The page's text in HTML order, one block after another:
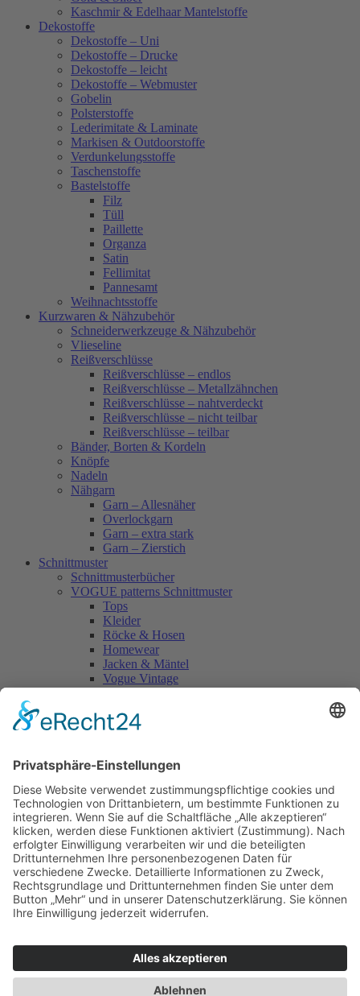
Kaschmir & Edelhaar Mantelstoffe
Dekostoffe
Dekostoffe – Uni
Dekostoffe – Drucke
Dekostoffe – leicht
Dekostoffe – Webmuster
Gobelin
Polsterstoffe
Lederimitate & Laminate
Markisen & Outdoorstoffe
Verdunkelungsstoffe
Taschenstoffe
Bastelstoffe
Filz
Tüll
Paillette
Organza
Satin
Fellimitat
Pannesamt
Weihnachtsstoffe
Kurzwaren & Nähzubehör
Schneiderwerkzeuge & Nähzubehör
Vlieseline
Reißverschlüsse
Reißverschlüsse – endlos
Reißverschlüsse – Metallzähnchen
Reißverschlüsse – nahtverdeckt
Reißverschlüsse – nicht teilbar
Reißverschlüsse – teilbar
Bänder, Borten & Kordeln
Knöpfe
Nadeln
Nähgarn
Garn – Allesnäher
Overlockgarn
Garn – extra stark
Garn – Zierstich
Schnittmuster
Schnittmusterbücher
VOGUE patterns Schnittmuster
Tops
Kleider
Röcke & Hosen
Homewear
Jacken & Mäntel
Vogue Vintage
Accessoires
Kleider
Homewear
Jacken & Mäntel
Curvy
Herren
Kids
Burda Fantasy
Accessoires & Deko
NEU im Shop
SALE
Suchen
Bitte mindestens 5 Buschstaben oder Zahlen eingeben!